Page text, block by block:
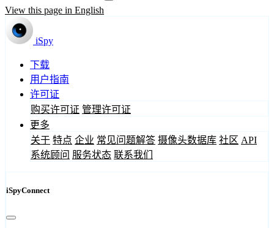
View this page in English
iSpy
下载
用户指南
许可证
购买许可证 管理许可证
更多
关于 特点 企业 常见问题解答 摄像头数据库 社区 API
系统顾问 服务状态 联系我们
iSpyConnect